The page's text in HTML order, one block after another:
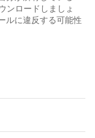
ンロードしましょ
ルに違反する可能性